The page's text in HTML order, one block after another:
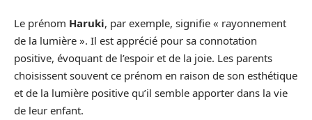
Le prénom Haruki, par exemple, signifie « rayonnement
de la lumière ». Il est apprécié pour sa connotation
positive, évoquant de l’espoir et de la joie. Les parents
choisissent souvent ce prénom en raison de son esthétique
et de la lumière positive qu’il semble apporter dans la vie
de leur enfant.